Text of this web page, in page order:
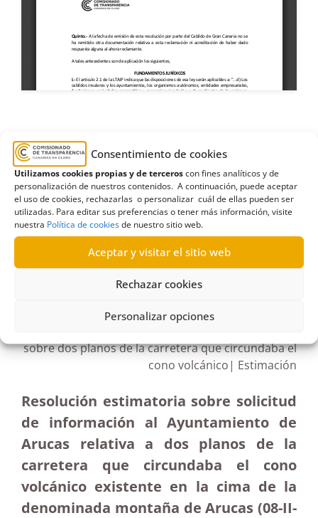
Consentimiento de cookies
Utilizamos cookies propias y de terceroscon fines analíticos y de
personalización de nuestros contenidos. A continuación, puede aceptar
el uso de cookies, rechazarlas o personalizar cuál de ellas pueden ser
utilizadas. Para editar sus preferencias o tener más información, visite
nuestra Política de cookiesde nuestro sitio web.
Aceptar y visitar el sitio web
Rechazar cookies
Personalizar opciones
archivos,
volcánico,Estimación
restaurante, terrenos
R216/2020
sobre dos planos de la carretera que circundaba el
cono volcánico| Estimación
Resolución estimatoria sobre solicitud
de información al Ayuntamiento de
Arucas relativa a dos planos de la
carretera que circundaba el cono
volcánico existente en la cima de la
denominada montaña de Arucas (08-II-